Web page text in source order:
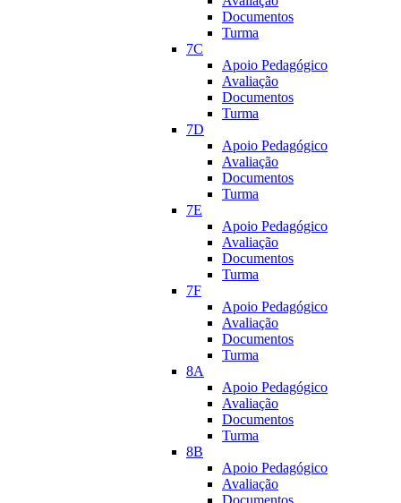
Documentos
Turma
7C
Apoio Pedagógico
Avaliação
Documentos
Turma
7D
Apoio Pedagógico
Avaliação
Documentos
Turma
7E
Apoio Pedagógico
Avaliação
Documentos
Turma
7F
Apoio Pedagógico
Avaliação
Documentos
Turma
8A
Apoio Pedagógico
Avaliação
Documentos
Turma
8B
Apoio Pedagógico
Avaliação